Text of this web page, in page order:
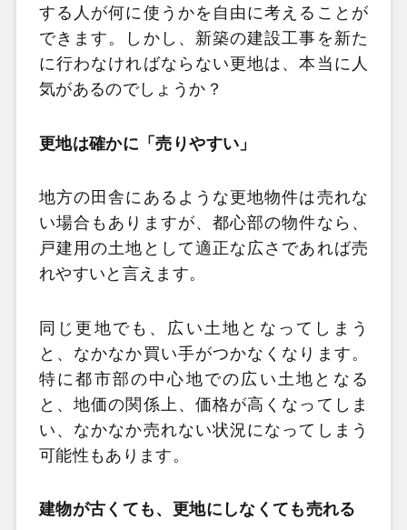
する人が何に使うかを自由に考えることが
できます。しかし、新築の建設工事を新た
に行わなければならない更地は、本当に人
気があるのでしょうか？
更地は確かに「売りやすい」
地方の田舎にあるような更地物件は売れな
い場合もありますが、都心部の物件なら、
戸建用の土地として適正な広さであれば売
れやすいと言えます。
同じ更地でも、広い土地となってしまう
と、なかなか買い手がつかなくなります。
特に都市部の中心地での広い土地となる
と、地価の関係上、価格が高くなってしま
い、なかなか売れない状況になってしまう
可能性もあります。
建物が古くても、更地にしなくても売れる